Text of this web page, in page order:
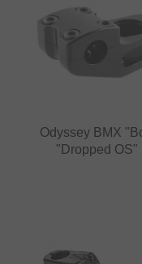
Odyssey BMX
"Dropped OS"